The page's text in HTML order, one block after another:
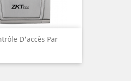
D'accès Par...